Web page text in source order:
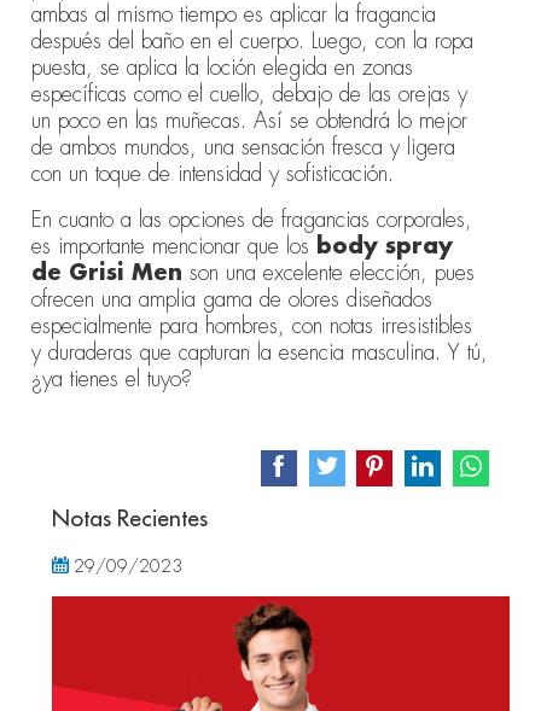
ambas al mismo tiempo es aplicar la fragancia
después del baño en el cuerpo. Luego, con la ropa
puesta, se aplica la loción elegida en zonas
específicas como el cuello, debajo de las orejas y
un poco en las muñecas. Así se obtendrá lo mejor
de ambos mundos, una sensación fresca y ligera
con un toque de intensidad y sofisticación.
En cuanto a las opciones de fragancias corporales,
es importante mencionar que los
body spray
de Grisi Men son una excelente elección, pues
ofrecen una amplia gama de olores diseñados
especialmente para hombres, con notas irresistibles
y duraderas que capturan la esencia masculina. Y tú,
¿ya tienes el tuyo?
Notas Recientes
29/09/2023